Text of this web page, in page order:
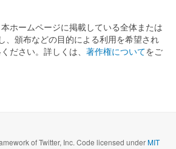
ホームページに掲載している全体または
、頒布などの目的による利用を希望され
ださい。詳しくは、 著作権についてをご
of Twitter, Inc. Code licensed underMIT